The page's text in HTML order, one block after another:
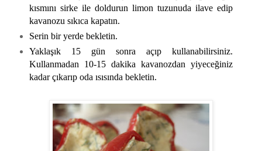
kısmını sirke ile doldurun limon tuzunuda ilave edip
kavanozu sıkıca kapatın.
Serin bir yerde bekletin.
Yaklaşık 15 gün sonra açıp kullanabilirsiniz.
Kullanmadan 10-15 dakika kavanozdan yiyeceğiniz
kadar çıkarıp oda ısısında bekletin.